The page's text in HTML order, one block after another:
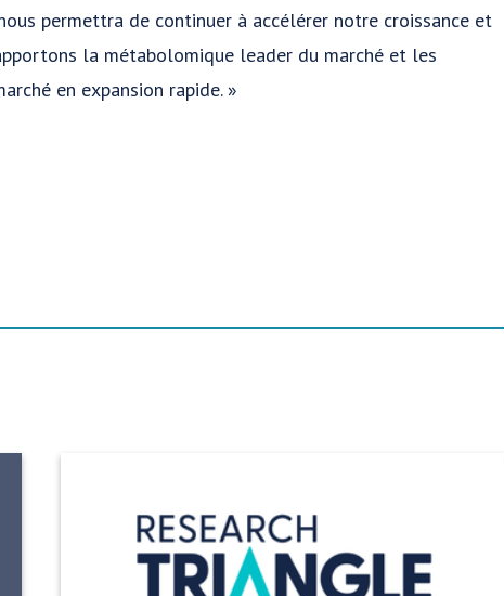
permettra de continuer à accélérer notre croissance et
la métabolomique leader du marché et les
en expansion rapide. »